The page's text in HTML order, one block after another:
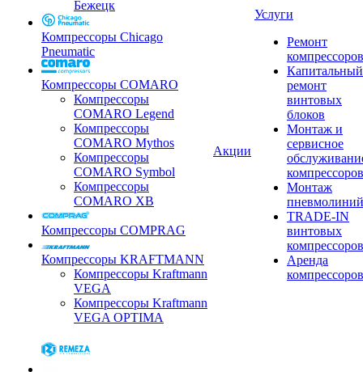
Бежецк
Компрессоры Chicago
Pneumatic
Компрессоры COMARO
Компрессоры
COMARO Legend
Компрессоры
COMARO Mythos
Компрессоры
COMARO Symbol
Компрессоры
COMARO XB
Компрессоры COMPRAG
Компрессоры KRAFTMANN
Компрессоры Kraftmann
VEGA
Компрессоры Kraftmann
VEGA OPTIMA
Акции
Услуги
Ремонт
компрессоров
Капитальный
ремонт
винтовых
блоков
Монтаж и
сервисное
компрессоров
Монтаж
пневмолиний
TRADE-IN
винтовых
компрессоров
Аренда
компрессоров